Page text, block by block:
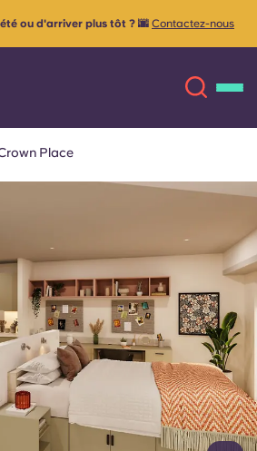
Langue
Español
Deutsch
ou d'arriver plus tôt ? 🌆 Contactez-nous
Place